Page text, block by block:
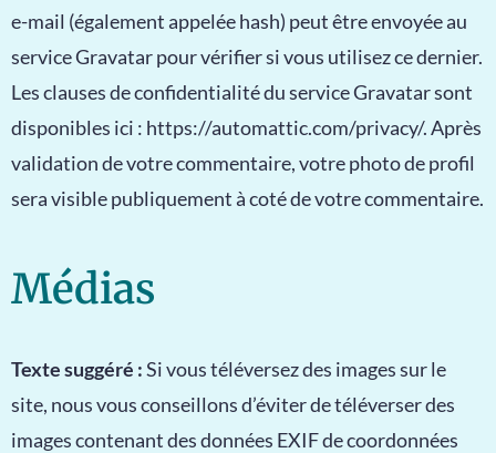
e-mail (également appelée hash) peut être envoyée au
service Gravatar pour vérifier si vous utilisez ce dernier.
Les clauses de confidentialité du service Gravatar sont
disponibles ici : https://automattic.com/privacy/. Après
validation de votre commentaire, votre photo de profil
sera visible publiquement à coté de votre commentaire.
Médias
Texte suggéré :Si vous téléversez des images sur le
site, nous vous conseillons d’éviter de téléverser des
images contenant des données EXIF de coordonnées